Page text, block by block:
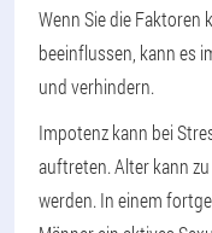
Wenn Sie die Faktoren
beeinflussen, kann es
und verhindern.
Impotenz kann bei
auftreten. Alter kann
werden. In einem